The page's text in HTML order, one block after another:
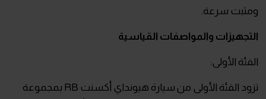
ومثبت سرعة.
التجهيزات والمواصفات القياسية
الفئة الأولى:
تزود الفئة الأولى من سيارة هيونداي أكسنت RB بمجموعة